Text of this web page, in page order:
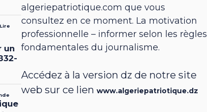
algeriepatriotique.com que vous
consultez en ce moment. La motivation
professionnelle – informer selon les règles
fondamentales du journalisme.
Accédez à la version dz de notre site
web sur ce lienwww.algeriepatriotique.dz